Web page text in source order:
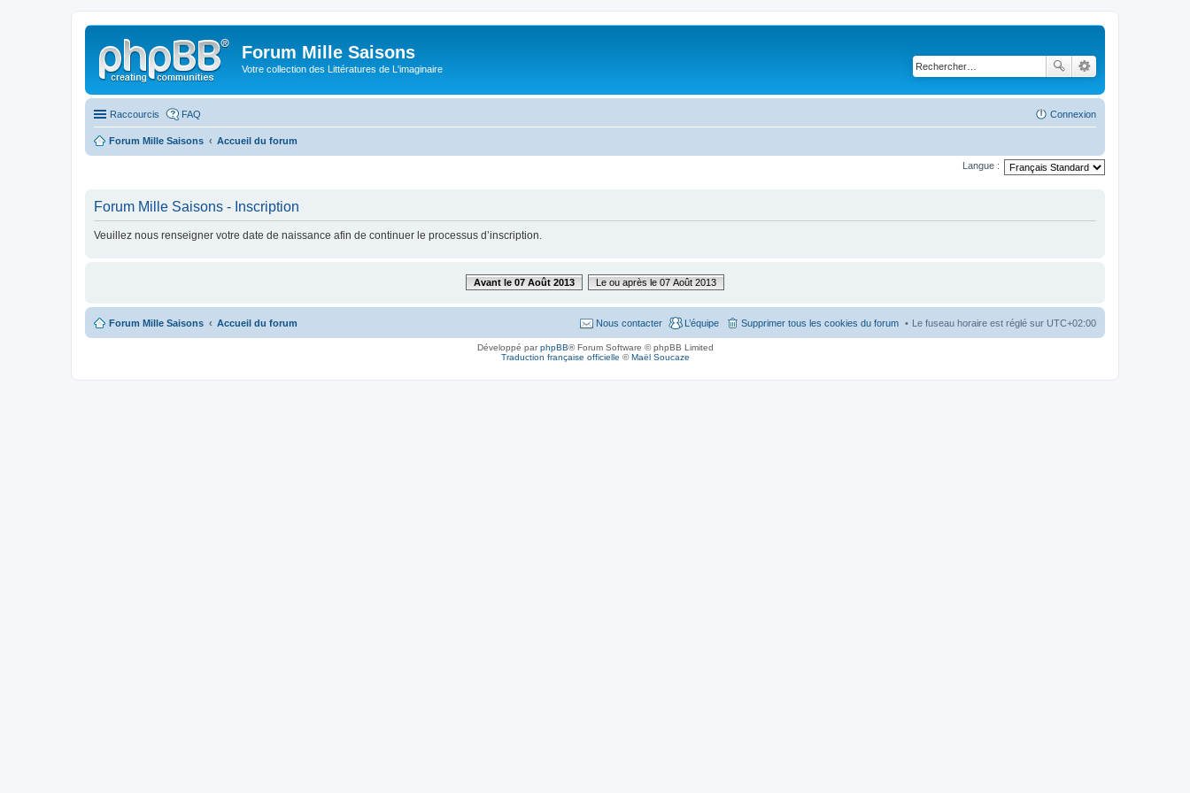
Forum Mille Saisons
Votre collection des Littératures de L'imaginaire
Raccourcis FAQ Connexion
Forum Mille Saisons Accueil du forum
Langue :
Forum Mille Saisons - Inscription
Veuillez nous renseigner votre date de naissance afin de continuer le processus d’inscription.
Avant le 07 Août 2013 Le ou après le 07 Août 2013
Forum Mille Saisons Accueil du forum Le fuseau horaire est réglé sur UTC+02:00
Supprimer tous les cookies du forum
L’équipe
Nous contacter
Développé parphpBB® Forum Software © phpBB Limited
Traduction française officielle ©Maël Soucaze